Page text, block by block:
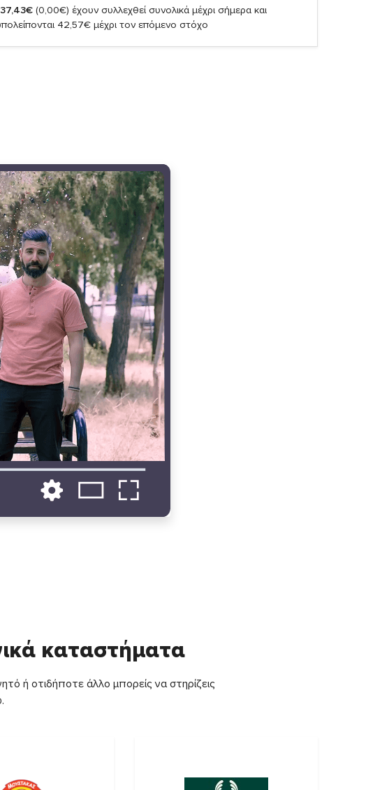
(0,00€) έχουν συλλεχθεί συνολικά μέχρι σήμερα και
42,57€ μέχρι τον επόμενο στόχο
καταστήματα
ή οτιδήποτε άλλο μπορείς να στηρίζεις